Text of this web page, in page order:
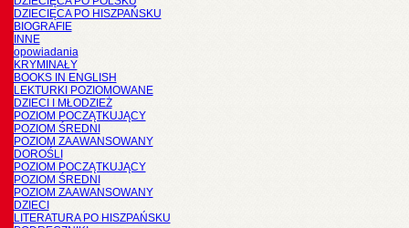
DZIECIĘCA PO HISZPAŃSKU
BIOGRAFIE
INNE
opowiadania
KRYMINAŁY
BOOKS IN ENGLISH
LEKTURKI POZIOMOWANE
DZIECI I MŁODZIEŻ
POZIOM POCZĄTKUJĄCY
POZIOM ŚREDNI
POZIOM ZAAWANSOWANY
DOROŚLI
POZIOM POCZĄTKUJĄCY
POZIOM ŚREDNI
POZIOM ZAAWANSOWANY
DZIECI
LITERATURA PO HISZPAŃSKU